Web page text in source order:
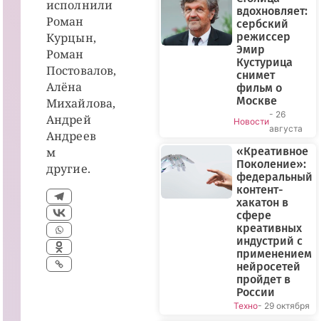
исполнили
Роман
Курцын,
Роман
Постовалов,
Алёна
Михайлова,
Андрей
Андреев
м
другие.
вдохновляет:
сербский
режиссер
Эмир
Кустурица
снимет
фильм о
Москве
Новости
- 26
августа
«Креативное
Поколение»:
федеральный
контент-
хакатон в
сфере
креативных
индустрий с
применением
нейросетей
пройдет в
России
Техно- 29 октября